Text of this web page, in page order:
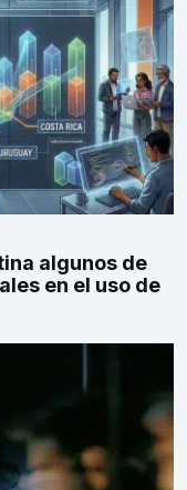
algunos de
en el uso de